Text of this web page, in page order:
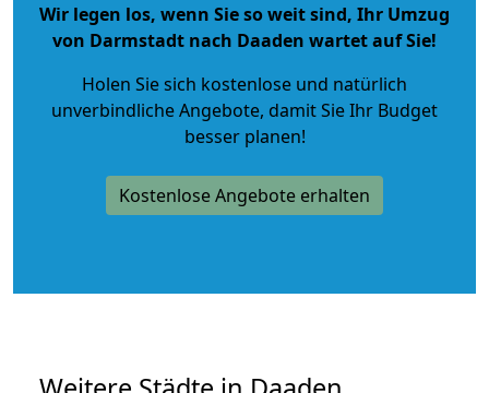
Wir legen los, wenn Sie so weit sind, Ihr Umzug
von Darmstadt nach Daaden wartet auf Sie!
Holen Sie sich kostenlose und natürlich
unverbindliche Angebote, damit Sie Ihr Budget
besser planen!
Kostenlose Angebote erhalten